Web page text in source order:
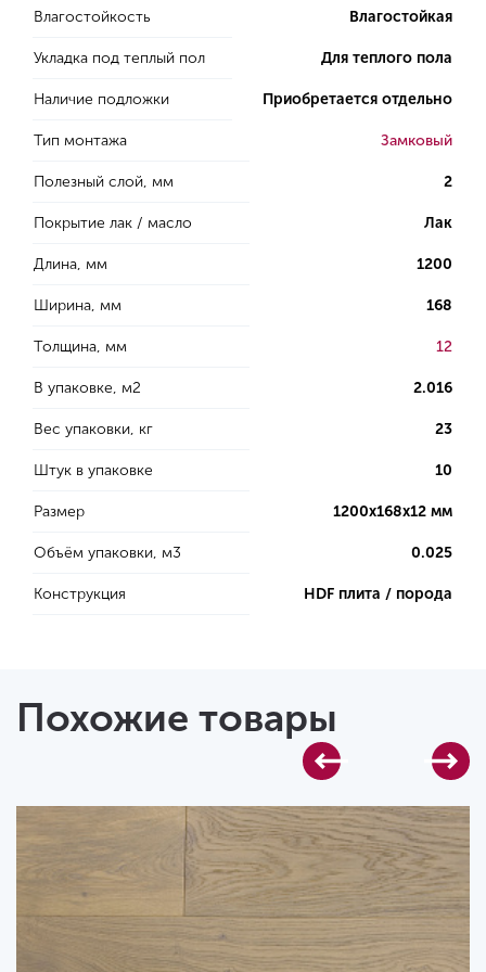
Влагостойкость Влагостойкая
Укладка под теплый пол Для теплого пола
Наличие подложки Приобретается отдельно
Тип монтажа Замковый
Полезный слой, мм 2
Покрытие лак / масло Лак
Длина, мм 1200
Ширина, мм 168
Толщина, мм 12
В упаковке, м2 2.016
Вес упаковки, кг 23
Штук в упаковке 10
Размер 1200х168х12 мм
Объём упаковки, м3 0.025
Конструкция HDF плита / порода
Похожие товары